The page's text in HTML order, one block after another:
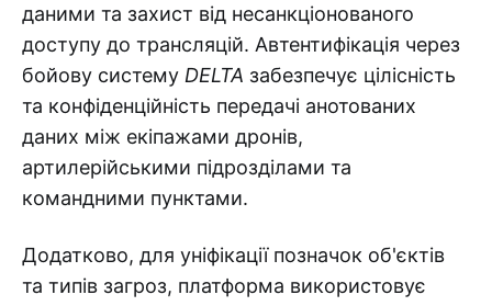
даними та захист від несанкціонованого
доступу до трансляцій. Автентифікація через
бойову систему DELTA забезпечує цілісність
та конфіденційність передачі анотованих
даних між екіпажами дронів,
артилерійськими підрозділами та
командними пунктами.
Додатково, для уніфікації позначок об'єктів
та типів загроз, платформа використовує